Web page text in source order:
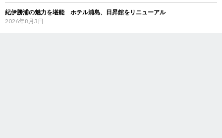
紀伊勝浦の魅力を堪能 ホテル浦島、日昇館をリニューアル
2026年8月3日